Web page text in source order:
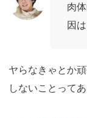
肉
因は
ヤらなきゃとか
しないことって